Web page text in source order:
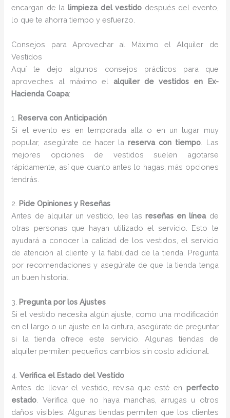
encargan de la limpieza del vestido después del evento,
lo que te ahorra tiempo y esfuerzo.
Consejos para Aprovechar al Máximo el Alquiler de
Vestidos
Aquí te dejo algunos consejos prácticos para que
aproveches al máximo el alquiler de vestidos en Ex-
Hacienda Coapa:
1. Reserva con Anticipación
Si el evento es en temporada alta o en un lugar muy
popular, asegúrate de hacer lareserva con tiempo . Las
mejores opciones de vestidos suelen agotarse
rápidamente, así que cuanto antes lo hagas, más opciones
tendrás.
2. Pide Opiniones y Reseñas
Antes de alquilar un vestido, lee lasreseñas en líneade
otras personas que hayan utilizado el servicio. Esto te
ayudará a conocer la calidad de los vestidos, el servicio
de atención al cliente y la fiabilidad de la tienda. Pregunta
por recomendaciones y asegúrate de que la tienda tenga
un buen historial.
3. Pregunta por los Ajustes
Si el vestido necesita algún ajuste, como una modificación
en el largo o un ajuste en la cintura, asegúrate de preguntar
si la tienda ofrece este servicio. Algunas tiendas de
alquiler permiten pequeños cambios sin costo adicional.
4.Verifica el Estado del Vestido
Antes de llevar el vestido, revisa que esté en perfecto
estado . Verifica que no haya manchas, arrugas u otros
daños visibles. Algunas tiendas permiten que los clientes